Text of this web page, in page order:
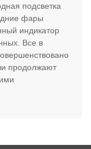
подсветка
фары
индикатор
Все в
продолжают